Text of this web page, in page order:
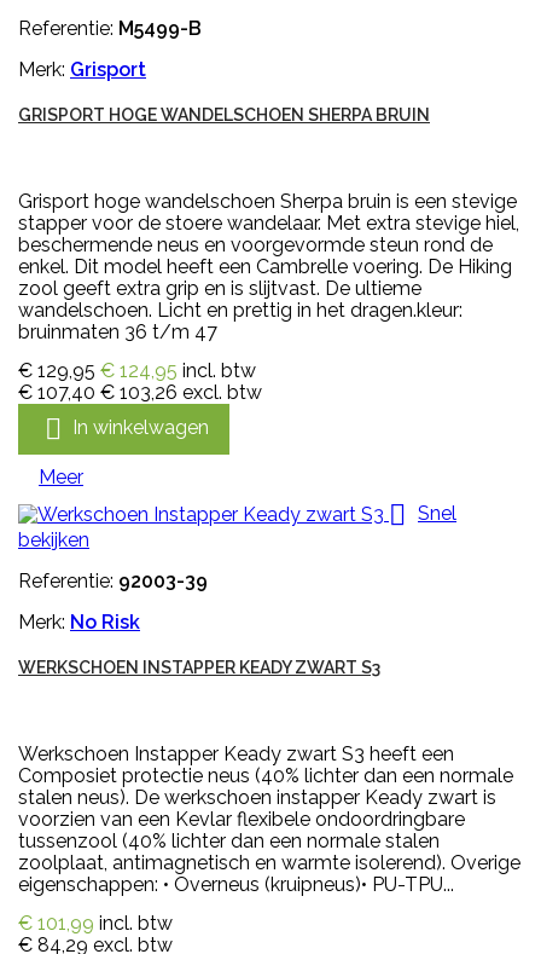
Referentie: M5499-B
Merk: Grisport
GRISPORT HOGE WANDELSCHOEN SHERPA BRUIN
Grisport hoge wandelschoen Sherpa bruin is een stevige
stapper voor de stoere wandelaar. Met extra stevige hiel,
beschermende neus en voorgevormde steun rond de
enkel. Dit model heeft een Cambrelle voering. De Hiking
zool geeft extra grip en is slijtvast. De ultieme
wandelschoen. Licht en prettig in het dragen.kleur:
bruinmaten 36 t/m 47
€ 129,95 € 124,95 incl. btw
€ 107,40 € 103,26 excl. btw
 In winkelwagen
Meer
 Snel
bekijken
Referentie: 92003-39
Merk: No Risk
WERKSCHOEN INSTAPPER KEADY ZWART S3
Werkschoen Instapper Keady zwart S3 heeft een
Composiet protectie neus (40% lichter dan een normale
stalen neus). De werkschoen instapper Keady zwart is
voorzien van een Kevlar flexibele ondoordringbare
tussenzool (40% lichter dan een normale stalen
zoolplaat, antimagnetisch en warmte isolerend). Overige
eigenschappen: • Overneus (kruipneus)• PU-TPU...
€ 101,99 incl. btw
€ 84,29 excl. btw